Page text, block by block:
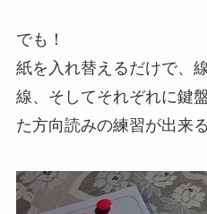
でも！
紙を入れ替えるだけで、
線、そしてそれぞれに鍵
た方向読みの練習が出来